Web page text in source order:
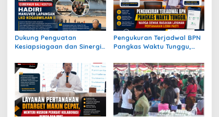
Dukung Penguatan
Kesiapsiagaan dan Sinergi
Gubernur Bali Koster Hadiri
Manuver Lapangan LKO
Kogabwilhan II
Pengukuran Terjadwal BPN
Pangkas Waktu Tunggu,
Layanan Pertanahan Lebih
Pasti